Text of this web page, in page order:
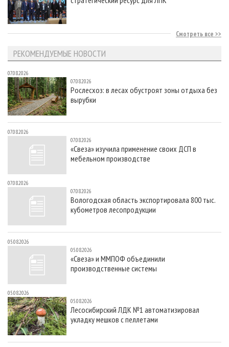
Смотреть все
РЕКОМЕНДУЕМЫЕ НОВОСТИ
07.08.2026
07.08.2026
Рослесхоз: в лесах обустроят зоны отдыха без
вырубки
07.08.2026
07.08.2026
«Свеза» изучила применение своих ДСП в
мебельном производстве
07.08.2026
07.08.2026
Вологодская область экспортировала 800 тыс.
кубометров лесопродукции
05.08.2026
05.08.2026
«Свеза» и ММПОФ объединили
производственные системы
05.08.2026
05.08.2026
Лесосибирский ЛДК №1 автоматизировал
укладку мешков с пеллетами